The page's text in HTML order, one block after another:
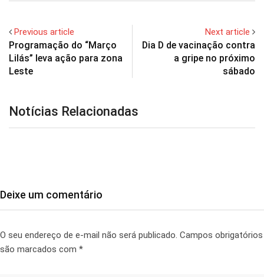
Previous article
Programação do “Março
Lilás” leva ação para zona
Leste
Next article
Dia D de vacinação contra
a gripe no próximo
sábado
Notícias Relacionadas
Deixe um comentário
O seu endereço de e-mail não será publicado. Campos obrigatórios
são marcados com *